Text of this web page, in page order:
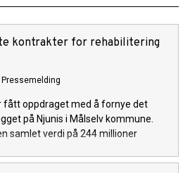
kontrakter for rehabilitering
Pressemelding
fått oppdraget med å fornye det
på Njunis i Målselv kommune.
samlet verdi på 244 millioner